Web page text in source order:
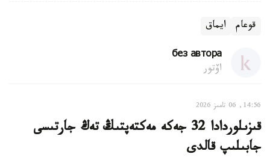
قوعام ايماق
без автора
اۆتور
14:56, 06 تامىز 2026
قىزىلوردادا 32 جەكە مەكتەپتىڭ تەڭ جارتىسى
جابىلىپ قالدى